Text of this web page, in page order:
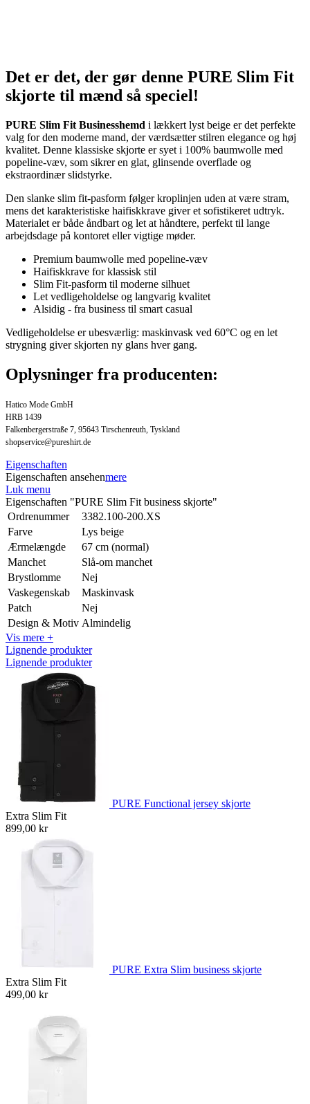
Det er det, der gør denne PURE Slim Fit
skjorte til mænd så speciel!
PURE Slim Fit Businesshemd i lækkert lyst beige er det perfekte
valg for den moderne mand, der værdsætter stilren elegance og høj
kvalitet. Denne klassiske skjorte er syet i 100% baumwolle med
popeline-væv, som sikrer en glat, glinsende overflade og
ekstraordinær slidstyrke.
Den slanke slim fit-pasform følger kroplinjen uden at være stram,
mens det karakteristiske haifiskkrave giver et sofistikeret udtryk.
Materialet er både åndbart og let at håndtere, perfekt til lange
arbejdsdage på kontoret eller vigtige møder.
Premium baumwolle med popeline-væv
Haifiskkrave for klassisk stil
Slim Fit-pasform til moderne silhuet
Let vedligeholdelse og langvarig kvalitet
Alsidig - fra business til smart casual
Vedligeholdelse er ubesværlig: maskinvask ved 60°C og en let
strygning giver skjorten ny glans hver gang.
Oplysninger fra producenten:
Hatico Mode GmbH
HRB 1439
Falkenbergerstraße 7, 95643 Tirschenreuth, Tyskland
shopservice@pureshirt.de
Eigenschaften
Eigenschaften ansehenmere
Luk menu
Eigenschaften "PURE Slim Fit business skjorte"
Ordrenummer
3382.100-200.XS
Farve
Lys beige
Ærmelængde
67 cm (normal)
Manchet
Slå-om manchet
Brystlomme
Nej
Vaskegenskab
Maskinvask
Patch
Nej
Design & Motiv Almindelig
Vis mere +
Lignende produkter
Lignende produkter
PURE Functional jersey skjorte
Extra Slim Fit
899,00 kr
PURE Extra Slim business skjorte
Extra Slim Fit
499,00 kr